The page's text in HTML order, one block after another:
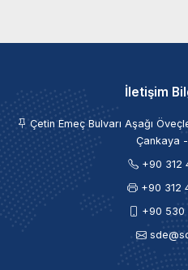
İletişim
Çetin Emeç Bulvarı Aşağı
Çankaya
+90 312
+90 312
+90 530